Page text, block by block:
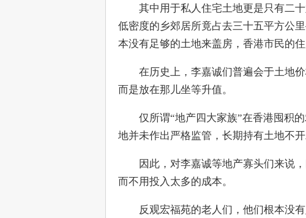
其中用于私人住宅土地更是只有二十
低密度的乡郊居所竟占去三十五平方公
本没有足够的土地来盖房，香港市民的住
在历史上，李嘉诚们普遍会于土地价
而是放在那儿坐等升值。
仅所谓“地产四大家族”在香港囤积的
地并未作出严格监管，长期持有土地不开
因此，对李嘉诚等地产寡头们来说，
而不用投入太多的成本。
反观宏福苑的老人们，他们根本没有